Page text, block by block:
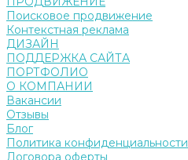
Поисковое продвижение
Контекстная реклама
ДИЗАЙН
ПОДДЕРЖКА САЙТА
ПОРТФОЛИО
О КОМПАНИИ
Вакансии
Отзывы
Блог
Политика конфиденциальности
Договора оферты